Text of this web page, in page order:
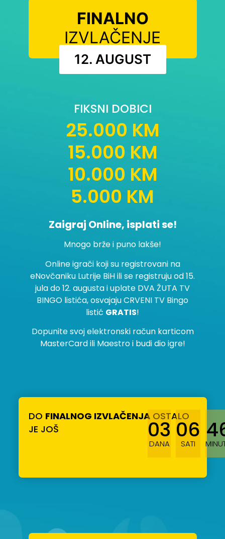
FINALNO
IZVLAČENJE
12. AUGUST
FIKSNI DOBICI
25.000 KM
15.000 KM
10.000 KM
5.000 KM
Zaigraj Online, isplati se!
Mnogo brže i puno lakše!
Online igrači koji su registrovani na
eNovčaniku Lutrije BiH ili se registruju od 15.
jula do 12. augusta i uplate DVA ŽUTA TV
BINGO listića, osvajaju CRVENI TV Bingo
listić GRATIS!
Dopunite svoj elektronski račun karticom
MasterCard ili Maestro i budi dio igre!
DO FINALNOG IZVLAČENJAOSTALO
JE JOŠ
03
DANA
06
SATI